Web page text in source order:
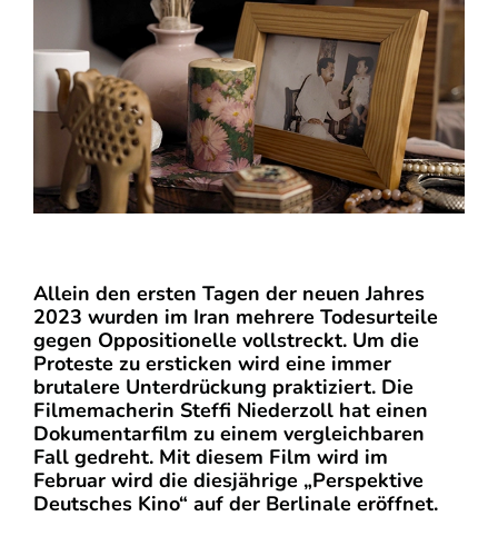
Allein den ersten Tagen der neuen Jahres
2023 wurden im Iran mehrere Todesurteile
gegen Oppositionelle vollstreckt. Um die
Proteste zu ersticken wird eine immer
brutalere Unterdrückung praktiziert. Die
Filmemacherin Steffi Niederzoll hat einen
Dokumentarfilm zu einem vergleichbaren
Fall gedreht. Mit diesem Film wird im
Februar wird die diesjährige „Perspektive
Deutsches Kino“ auf der Berlinale eröffnet.